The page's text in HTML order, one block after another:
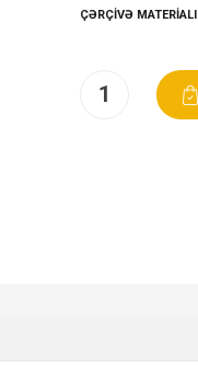
ÇƏRÇIVƏ MATERIALI